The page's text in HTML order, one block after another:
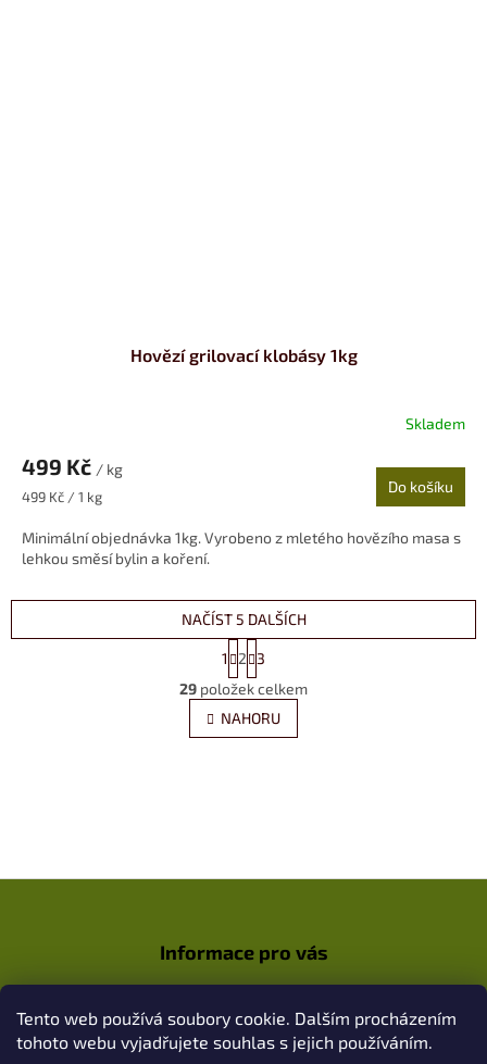
Tento web používá soubory cookie. Dalším procházením
tohoto webu vyjadřujete souhlas s jejich používáním.
Hovězí grilovací klobásy 1kg
Skladem
499 Kč / kg
Měrná
499 Kč / 1 kg
Do košíku
Minimální objednávka 1kg. Vyrobeno z mletého hovězího masa s
lehkou směsí bylin a koření.
O
v
l
á
v
v
ý
p
s
u
NAČÍST 5 DALŠÍCH
S
t
r
á
n
k
1 2
3
29 položek celkem
NAHORU
t
Informace pro vás
Obchodní podmínky / GDPR
Kontakty